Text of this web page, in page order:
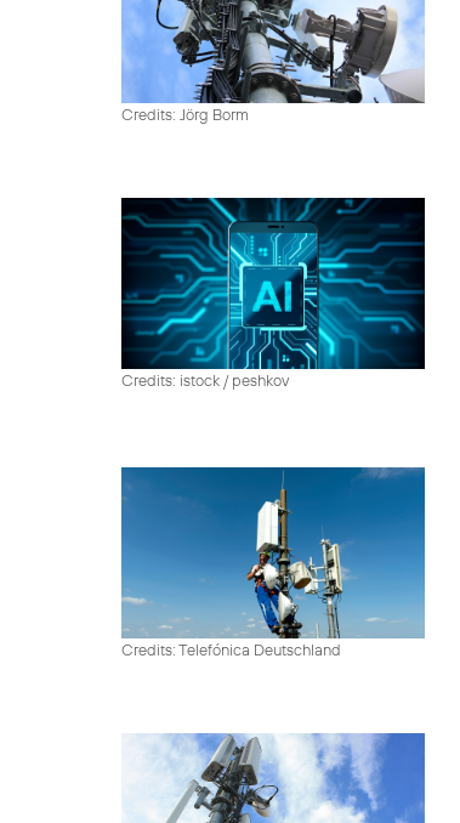
Credits: Jörg Borm
Credits: istock / peshkov
Credits: Telefónica Deutschland